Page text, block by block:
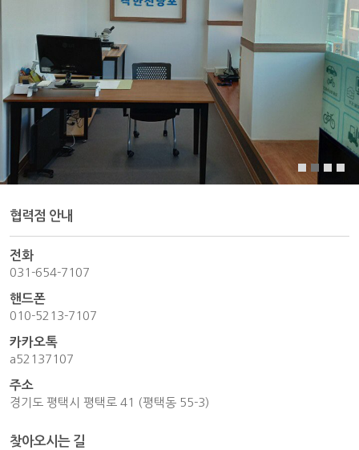
협력점 안내
전화
031-654-7107
핸드폰
010-5213-7107
카카오톡
a52137107
주소
경기도 평택시 평택로 41 (평택동 55-3)
찾아오시는 길